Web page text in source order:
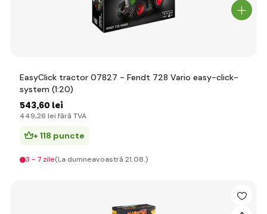
EasyClick tractor 07827 - Fendt 728 Vario easy-click-
system (1:20)
543,60 lei
449,26 lei fără TVA
+ 118 puncte
3 - 7 zile(La dumneavoastră 21.08.)